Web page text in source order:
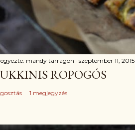
mandy tarragon szeptember 11, 2015
ROPOGÓS
1 megjegyzés